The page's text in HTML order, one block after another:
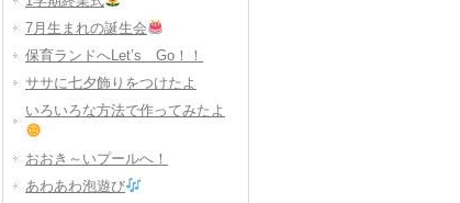
7月生まれの誕生会
保育ランドへLet’s Go！！
ササに七夕飾りをつけたよ
いろいろな方法で作ってみたよ
おおき～いプールへ！
あわあわ泡遊び